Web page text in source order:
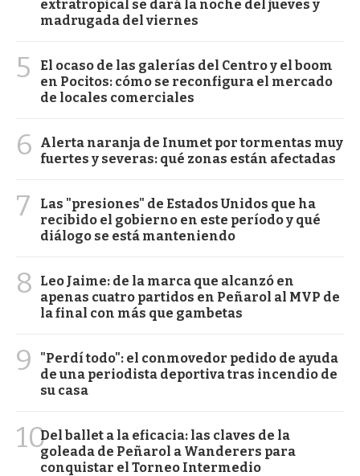
extratropical se dará la noche del jueves y
madrugada del viernes
5
El ocaso de las galerías del Centro y el boom
en Pocitos: cómo se reconfigura el mercado
de locales comerciales
6
Alerta naranja de Inumet por tormentas muy
fuertes y severas: qué zonas están afectadas
7
Las "presiones" de Estados Unidos que ha
recibido el gobierno en este período y qué
diálogo se está manteniendo
8
Leo Jaime: de la marca que alcanzó en
apenas cuatro partidos en Peñarol al MVP de
la final con más que gambetas
9
"Perdí todo": el conmovedor pedido de ayuda
de una periodista deportiva tras incendio de
su casa
10Del ballet a la eficacia: las claves de la
goleada de Peñarol a Wanderers para
conquistar el Torneo Intermedio